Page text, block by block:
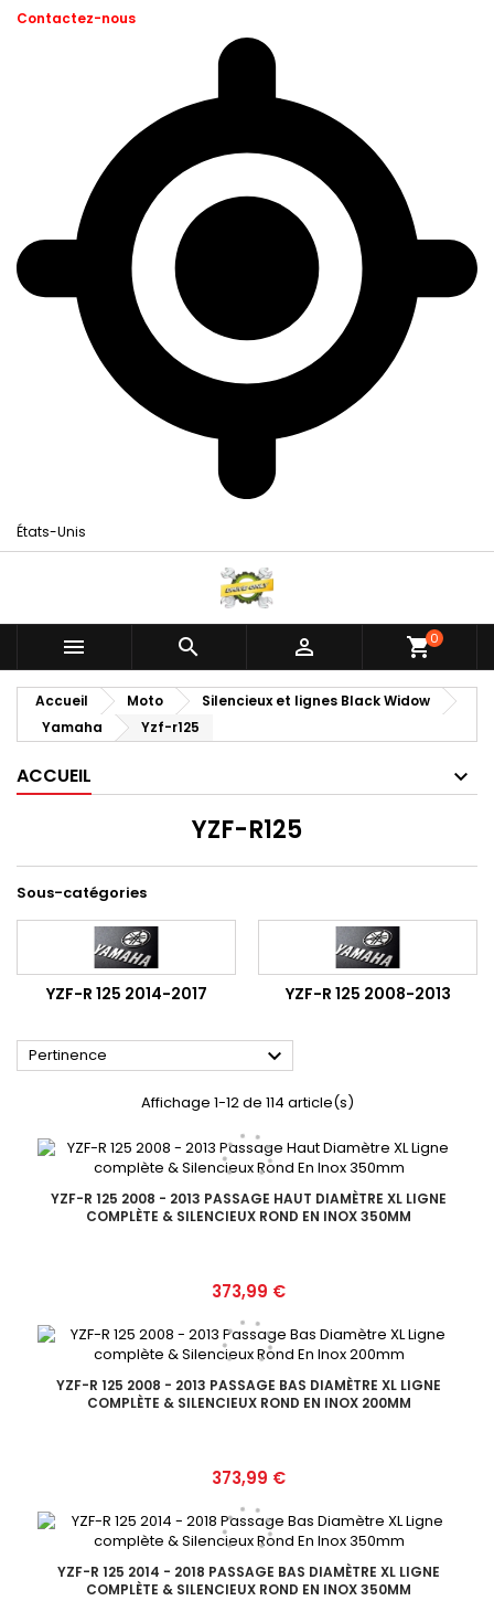
Contactez-nous
États-Unis
   shopping_cart0
Accueil Moto
Silencieux et lignes Black Widow
Yamaha
Yzf-r125
ACCUEIL
YZF-R125
Sous-catégories
YZF-R 125 2014-2017 YZF-R 125 2008-2013
Pertinence 
Affichage 1-12 de 114 article(s)
YZF-R 125 2008 - 2013 PASSAGE HAUT DIAMÈTRE XL LIGNE
COMPLÈTE & SILENCIEUX ROND EN INOX 350MM
Prix
373,99 €
YZF-R 125 2008 - 2013 PASSAGE BAS DIAMÈTRE XL LIGNE
COMPLÈTE & SILENCIEUX ROND EN INOX 200MM
Prix
373,99 €
YZF-R 125 2014 - 2018 PASSAGE BAS DIAMÈTRE XL LIGNE
COMPLÈTE & SILENCIEUX ROND EN INOX 350MM